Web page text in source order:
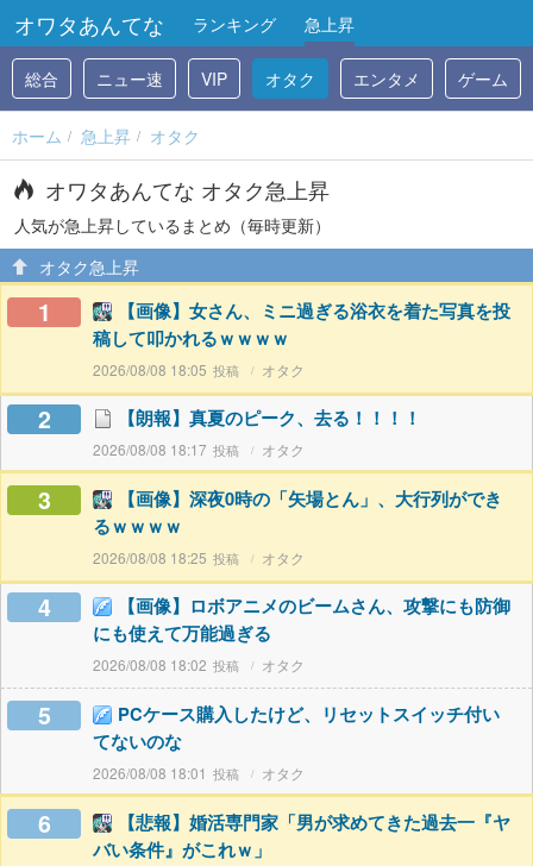
オワタあんてな ランキング 急上昇
総合 ニュー速 VIP オタク エンタメ ゲーム
ホーム 急上昇 オタク
オワタあんてな オタク急上昇
人気が急上昇しているまとめ（毎時更新）
オタク急上昇
1
【画像】女さん、ミニ過ぎる浴衣を着た写真を投
稿して叩かれるｗｗｗｗ
2026/08/08 18:05 オタク
2 【朗報】真夏のピーク、去る！！！！
2026/08/08 18:17 オタク
3
【画像】深夜0時の「矢場とん」、大行列ができ
るｗｗｗｗ
2026/08/08 18:25 オタク
4
【画像】ロボアニメのビームさん、攻撃にも防御
にも使えて万能過ぎる
2026/08/08 18:02 オタク
5
PCケース購入したけど、リセットスイッチ付い
てないのな
2026/08/08 18:01 オタク
6
【悲報】婚活専門家「男が求めてきた過去一『ヤ
バい条件』がこれｗ」